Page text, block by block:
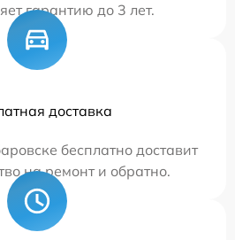
гарантию до 3 лет.
доставка
бесплатно доставит
на ремонт и обратно.